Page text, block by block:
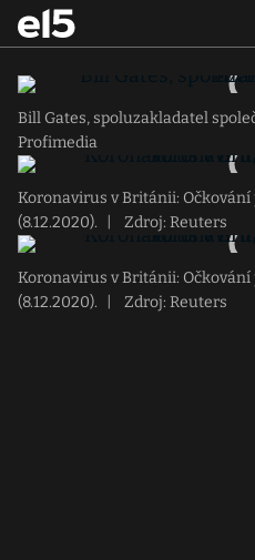
Bill Gates, spoluzakladatel
Profimedia
Koronavirus v Británii:
(8.12.2020).
Zdroj: Reuters
Koronavirus v Británii:
(8.12.2020).
Zdroj: Reuters